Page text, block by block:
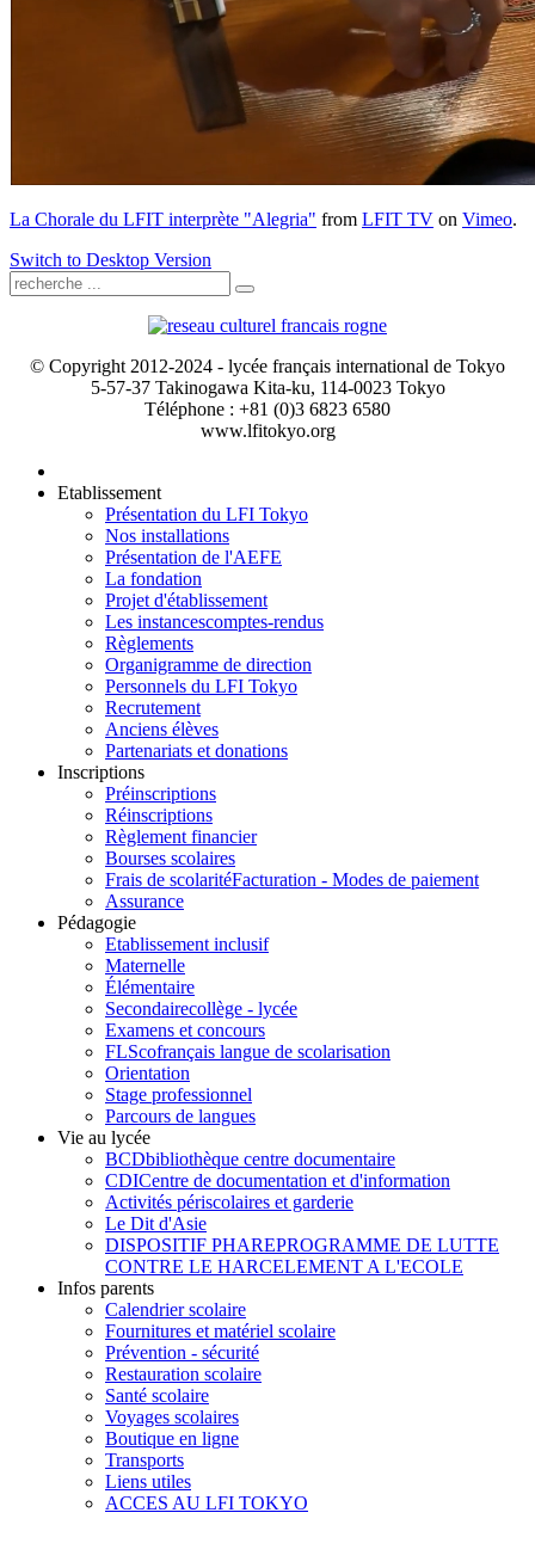
La Chorale du LFIT interprète "Alegria" from LFIT TV on Vimeo.
Switch to Desktop Version
© Copyright 2012-2024 - lycée français international de Tokyo
5-57-37 Takinogawa Kita-ku, 114-0023 Tokyo
Téléphone : +81 (0)3 6823 6580
www.lfitokyo.org
Etablissement
Présentation du LFI Tokyo
Nos installations
Présentation de l'AEFE
La fondation
Projet d'établissement
Les instancescomptes-rendus
Règlements
Organigramme de direction
Personnels du LFI Tokyo
Recrutement
Anciens élèves
Partenariats et donations
Inscriptions
Préinscriptions
Réinscriptions
Règlement financier
Bourses scolaires
Frais de scolaritéFacturation - Modes de paiement
Assurance
Pédagogie
Etablissement inclusif
Maternelle
Élémentaire
Secondairecollège - lycée
Examens et concours
FLScofrançais langue de scolarisation
Orientation
Stage professionnel
Parcours de langues
Vie au lycée
BCDbibliothèque centre documentaire
CDICentre de documentation et d'information
Activités périscolaires et garderie
Le Dit d'Asie
DISPOSITIF PHAREPROGRAMME DE LUTTE
CONTRE LE HARCELEMENT A L'ECOLE
Infos parents
Calendrier scolaire
Fournitures et matériel scolaire
Prévention - sécurité
Restauration scolaire
Santé scolaire
Voyages scolaires
Boutique en ligne
Transports
Liens utiles
ACCES AU LFI TOKYO